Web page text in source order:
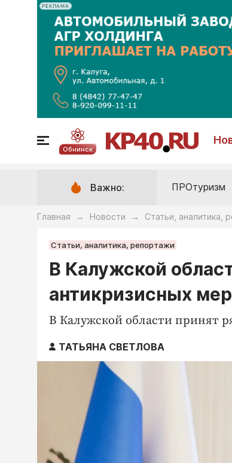
РЕКЛАМА
Обнинск
Важно: ПРОтуризм
Главная → Новости → Статьи, аналитика,
Статьи, аналитика, репортажи
В Калужской
антикризисных мер
В Калужской области принят
ТАТЬЯНА СВЕТЛОВА